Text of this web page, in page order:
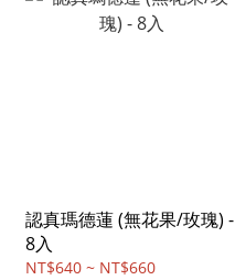
認真瑪德蓮 (無花果/玫瑰) -
8入
NT$640 ~ NT$660